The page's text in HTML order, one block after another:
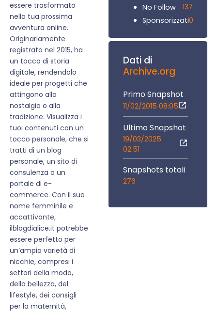
essere trasformato
nella tua prossima
avventura online.
Originariamente
registrato nel 2015, ha
un tocco di storia
digitale, rendendolo
ideale per progetti che
attingono alla
nostalgia o alla
tradizione. Visualizza i
tuoi contenuti con un
tocco personale, che si
tratti di un blog
personale, un sito di
consulenza o un
portale di e-
commerce. Con il suo
nome femminile e
accattivante,
ilblogdialice.it potrebbe
essere perfetto per
un’ampia varietà di
nicchie, compresi i
settori della moda,
della bellezza, del
lifestyle, dei consigli
per la maternità,
No Follow
137
Sponsorizzati0
Dati di
Archive.org
Primo Snapshot
11/02/2015 08:05
Ultimo Snapshot
19/03/2025
02:51
Snapshots totali
276